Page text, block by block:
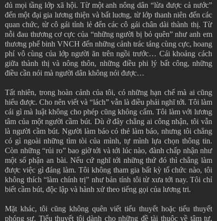
đủ mọi tầng lớp xã hội. Từ một anh nông dân “lừa được cả nước”
đến một đại gia lương thiện và bất luơng, từ lớp thanh niên đến các
quan chức, từ cô gái tỉnh lẻ đến các cô gái chân dài thành thị. Từ
nỗi đau thương cơ cực của “những người bị bỏ quên” như anh em
thương phế binh VNCH đến những cảnh trác táng cùng cực, hoang
phí vô cùng của lớp người ăn trên ngồi trước… Cái khoảng cách
giữa thành thị và nông thôn, những điều phi lý bất công, những
điều cần nói mà người dân không nói được…
Tất nhiên, trong hoàn cảnh của tôi, có những hạn chế mà ai cũng
hiểu được. Cho nên viết và “lách” vẫn là điều phải nghĩ tới. Tôi làm
cái gì mà luật không cho phép cũng không cấm. Tôi làm với lương
tâm của một người cầm bút. Dù ở đây chẳng ai công nhận, tôi vẫn
là người cầm bút. Người làm báo có thẻ làm báo, nhưng tôi chẳng
có gì ngoài những tìm tòi của mình, tự mình lựa chọn thông tin.
Còn những “rủi ro” bao giờ tới và tới lúc nào, đành chấp nhận như
một số phận an bài. Nếu cứ nghĩ tới những thứ đó thì chẳng làm
được việc gì đáng làm. Tôi không tham gia bất kỳ tổ chức nào, tôi
không thích “làm chính trị” như bản tính tôi từ xưa tới nay. Tôi chỉ
biết cầm bút, độc lập và hành xử theo tiếng gọi của lương tri.
Mặt khác, tôi cũng không quên viết tiểu thuyết hoặc tiểu thuyết
phóng sự. Tiểu thuyết tôi dành cho những đề tài thuộc về tâm tư,